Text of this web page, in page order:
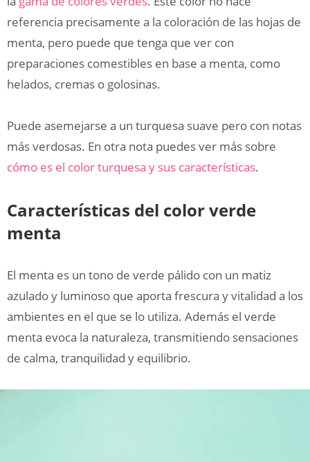
referencia precisamente a la coloración de las hojas de
menta, pero puede que tenga que ver con
preparaciones comestibles en base a menta, como
helados, cremas o golosinas.
Puede asemejarse a un turquesa suave pero con notas
más verdosas. En otra nota puedes ver más sobre
cómo es el color turquesa y sus características.
Características del color verde
menta
El menta es un tono de verde pálido con un matiz
azulado y luminoso que aporta frescura y vitalidad a los
ambientes en el que se lo utiliza. Además el verde
menta evoca la naturaleza, transmitiendo sensaciones
de calma, tranquilidad y equilibrio.